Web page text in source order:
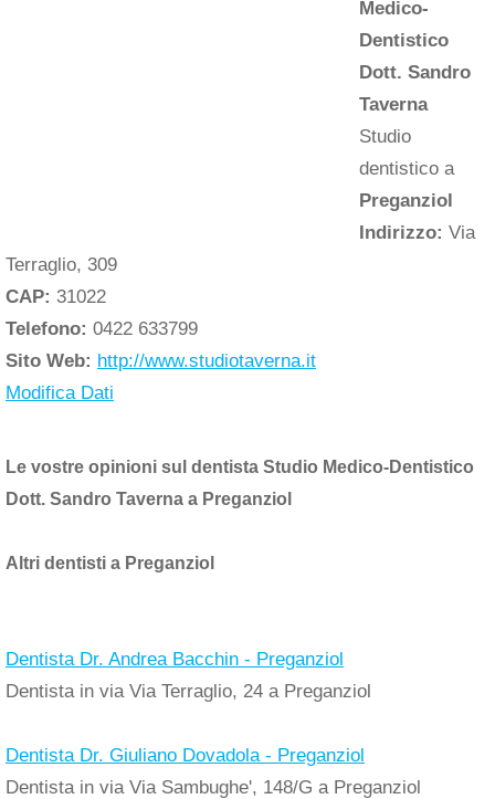
Medico-
Dentistico
Dott. Sandro
Taverna
Studio
dentistico a
Preganziol
Indirizzo: Via
Terraglio, 309
CAP: 31022
Telefono: 0422 633799
Sito Web: http://www.studiotaverna.it
Modifica Dati
Le vostre opinioni sul dentista Studio Medico-Dentistico
Dott. Sandro Taverna a Preganziol
Altri dentisti a Preganziol
Dentista Dr. Andrea Bacchin - Preganziol
Dentista in via Via Terraglio, 24 a Preganziol
Dentista Dr. Giuliano Dovadola - Preganziol
Dentista in via Via Sambughe', 148/G a Preganziol